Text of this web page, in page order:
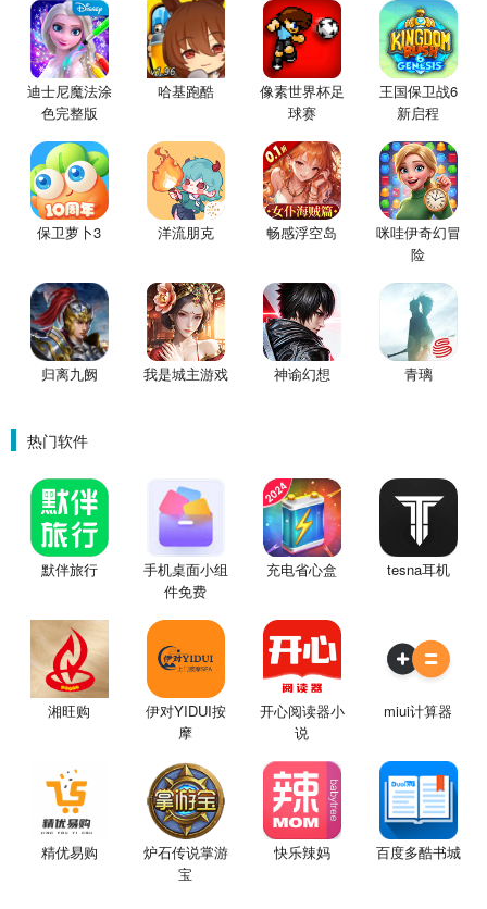
迪士尼魔法涂
色完整版
哈基跑酷
像素世界杯足
球赛
王国保卫战6
新启程
保卫萝卜3 洋流朋克 畅感浮空岛
咪哇伊奇幻冒
险
归离九阙 我是城主游戏 神谕幻想 青璃
热门软件
默伴旅行
手机桌面小组
件免费
充电省心盒 tesna耳机
湘旺购
伊对YIDUI按
摩
开心阅读器小
说
miui计算器
精优易购
炉石传说掌游
宝
快乐辣妈 百度多酷书城